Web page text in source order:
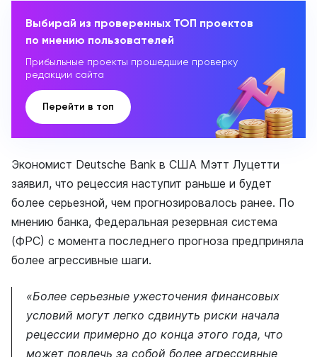
Выбирай из проверенных ТОП проектов
по мнению пользователей
Прибыльные проекты прошедшие проверку
редакции сайта
Перейти в топ
Экономист Deutsche Bank в США Мэтт Луцетти
заявил, что рецессия наступит раньше и будет
более серьезной, чем прогнозировалось ранее. По
мнению банка, Федеральная резервная система
(ФРС) с момента последнего прогноза предприняла
более агрессивные шаги.
«Более серьезные ужесточения финансовых
условий могут легко сдвинуть риски начала
рецессии примерно до конца этого года, что
может повлечь за собой более агрессивные